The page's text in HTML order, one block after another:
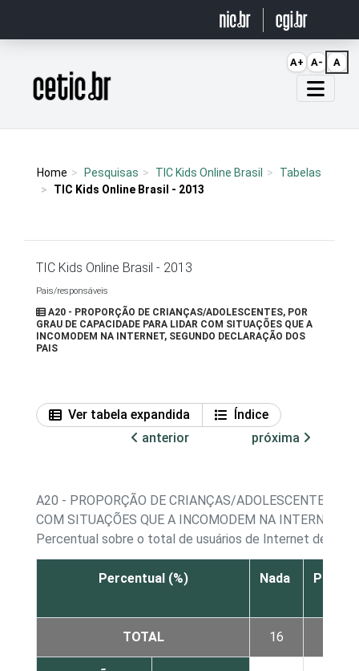
Página inicial
Home Pesquisas TIC Kids Online Brasil
Tabelas
TIC Kids Online Brasil - 2013
TIC Kids Online Brasil - 2013
Pais/responsáveis
A20 - PROPORÇÃO DE CRIANÇAS/ADOLESCENTES, POR
GRAU DE CAPACIDADE PARA LIDAR COM SITUAÇÕES QUE A
INCOMODEM NA INTERNET, SEGUNDO DECLARAÇÃO DOS
PAIS
Ver tabela expandida
Índice
anterior
próxima
A20 - PROPORÇÃO DE CRIANÇAS/ADOLESCENTES,
COM SITUAÇÕES QUE A INCOMODEM NA INTERNET,
Percentual sobre o total de usuários de Internet de 9 a
Percentual (%) Nada Pouco
TOTAL 16
A+ A- A